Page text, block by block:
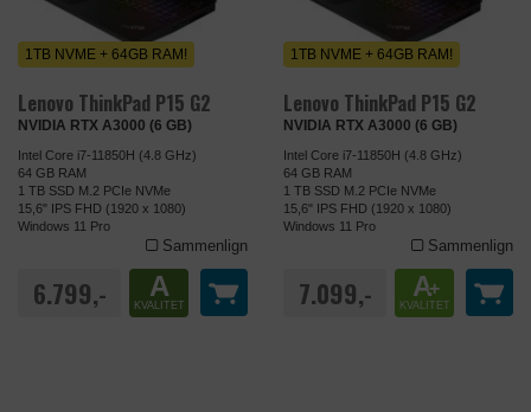
Navn tr
Lenovo ThinkPad P15 G2
NVIDIA RTX A3000 (6 GB)
1TB NVME + 64GB RAM!
Intel Core i7-11850H (4.8 GHz)
64 GB RAM
1 TB SSD M.2 PCIe NVMe
15,6" IPS FHD (1920 x 1080)
Windows 11 Pro
Sammenlign
6.799,- A
KVALITET
Lenovo ThinkPad P15 G2
NVIDIA RTX A3000 (6 GB)
1TB NVME + 64GB RAM!
Intel Core i7-11850H (4.8 GHz)
64 GB RAM
1 TB SSD M.2 PCIe NVMe
15,6" IPS FHD (1920 x 1080)
Windows 11 Pro
Sammenlign
7.099,- A+
KVALITET